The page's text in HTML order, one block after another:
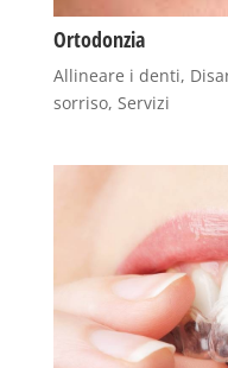
Ortodonzia
Allineare i denti,
sorriso, Servizi